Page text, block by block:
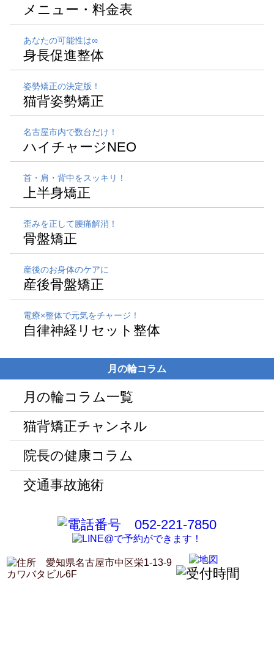
メニュー・料金表
あなたの可能性は∞
身長促進整体
姿勢矯正の決定版！
猫背姿勢矯正
名古屋市内で数台だけ！
ハイチャージNEO
首・肩・背中をスッキリ！
上半身矯正
歪みを正して腰痛解消！
骨盤矯正
産後のお身体のケアに
産後骨盤矯正
電療×整体で元気をチャージ！
自律神経リセット整体
月の輪コラム
月の輪コラム一覧
猫背矯正チャンネル
院長の健康コラム
交通事故施術